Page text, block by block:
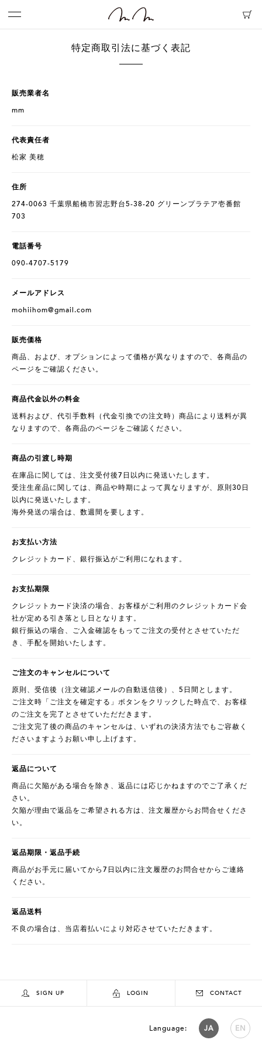
特定商取引法に基づく表記
販売業者名
mm
代表責任者
松家 美穂
住所
274-0063 千葉県船橋市習志野台5-38-20 グリーンプラテア壱番館
703
電話番号
090-4707-5179
メールアドレス
mohiihom@gmail.com
販売価格
商品、および、オプションによって価格が異なりますので、各商品の
ページをご確認ください。
商品代金以外の料金
送料および、代引手数料（代金引換での注文時）商品により送料が異
なりますので、各商品のページをご確認ください。
商品の引渡し時期
在庫品に関しては、注文受付後7日以内に発送いたします。
受注生産品に関しては、商品や時期によって異なりますが、原則30日
以内に発送いたします。
海外発送の場合は、数週間を要します。
お支払い方法
クレジットカード、銀行振込がご利用になれます。
お支払期限
クレジットカード決済の場合、お客様がご利用のクレジットカード会
社が定める引き落とし日となります。
銀行振込の場合、ご入金確認をもってご注文の受付とさせていただ
き、手配を開始いたします。
ご注文のキャンセルについて
原則、受信後（注文確認メールの自動送信後）、5日間とします。
ご注文時「ご注文を確定する」ボタンをクリックした時点で、お客様
のご注文を完了とさせていただだきます。
ご注文完了後の商品のキャンセルは、いずれの決済方法でもご容赦く
ださいますようお願い申し上げます。
返品について
商品に欠陥がある場合を除き、返品には応じかねますのでご了承くだ
さい。
欠陥が理由で返品をご希望される方は、注文履歴からお問合せくださ
い。
返品期限・返品手続
商品がお手元に届いてから7日以内に注文履歴のお問合せからご連絡
ください。
返品送料
不良の場合は、当店着払いにより対応させていただきます。
SIGN UP LOGIN CONTACT
Language: JA EN